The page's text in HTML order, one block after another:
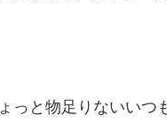
っと物足りないいつ